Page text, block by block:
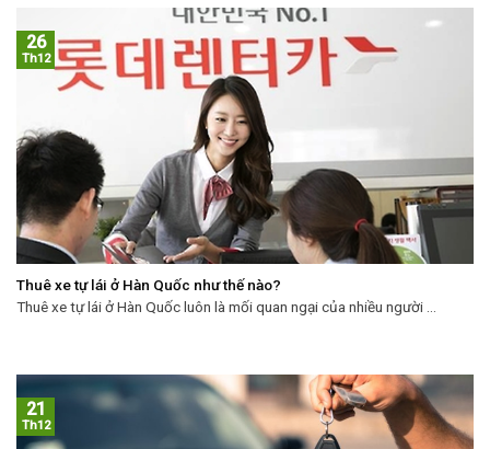
Thuê xe tự lái ở Hàn Quốc như thế nào?
Thuê xe tự lái ở Hàn Quốc luôn là mối quan ngại của nhiều người ...
26
Th12
21
Th12